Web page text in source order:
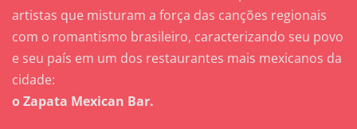
artistas que misturam a força das canções regionais
com o romantismo brasileiro, caracterizando seu povo
e seu país em um dos restaurantes mais mexicanos da
cidade:
o Zapata Mexican Bar.